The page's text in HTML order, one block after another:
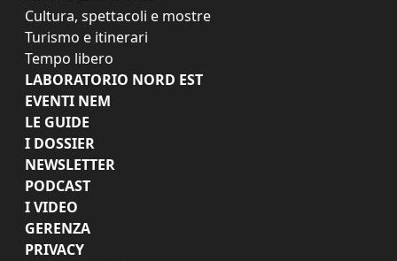
Cultura, spettacoli e mostre
Turismo e itinerari
Tempo libero
LABORATORIO NORD EST
EVENTI NEM
LE GUIDE
I DOSSIER
NEWSLETTER
PODCAST
I VIDEO
GERENZA
PRIVACY